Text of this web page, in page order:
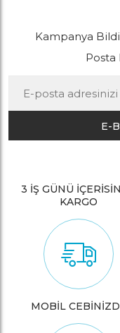
Kampanya
Posta
E-
3 İŞ GÜNÜ
KARGO
MOBİL